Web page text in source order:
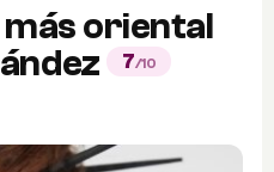
oriental
7/10